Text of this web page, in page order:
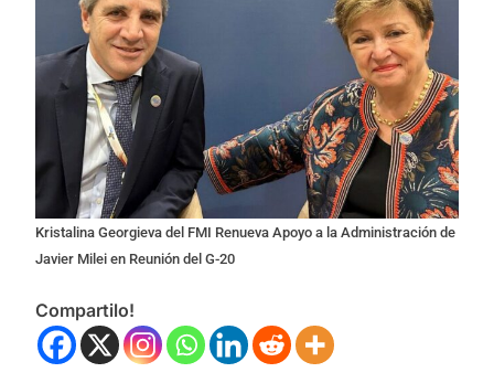
Kristalina Georgieva del FMI Renueva Apoyo a la Administración de
Javier Milei en Reunión del G-20
Compartilo!